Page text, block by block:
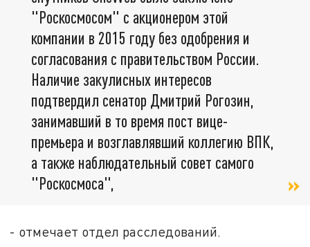
"Роскосмосом" с акционером этой
компании в 2015 году без одобрения и
согласования с правительством России.
Наличие закулисных интересов
подтвердил сенатор Дмитрий Рогозин,
занимавший в то время пост вице-
премьера и возглавлявший коллегию ВПК,
а также наблюдательный совет самого
"Роскосмоса",
- отмечает отдел расследований.